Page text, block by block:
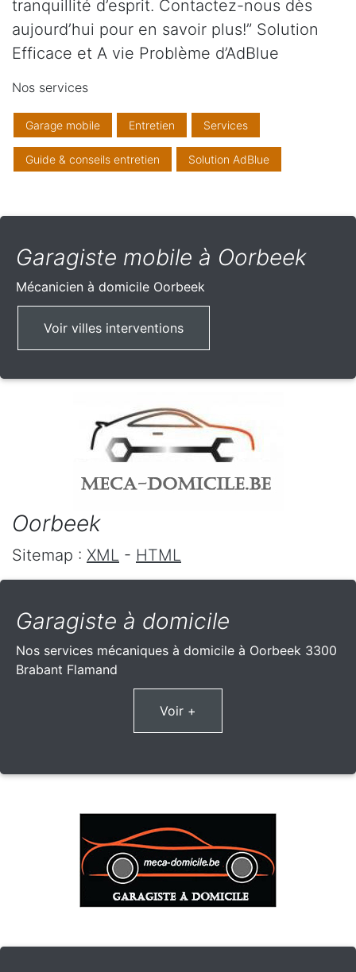
tranquillité d’esprit. Contactez-nous dès
aujourd’hui pour en savoir plus!” Solution
Efficace et A vie Problème d’AdBlue
Nos services
Garage mobile Entretien Services
Guide & conseils entretien Solution AdBlue
Garagiste mobile à Oorbeek
Mécanicien à domicile Oorbeek
Voir villes interventions
Oorbeek
Sitemap : XML - HTML
Garagiste à domicile
Nos services mécaniques à domicile à Oorbeek 3300
Brabant Flamand
Voir +